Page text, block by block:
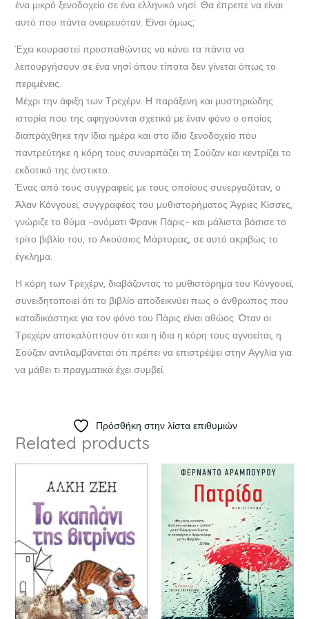
ένα μικρό ξενοδοχείο σε ένα ελληνικό νησί. Θα έπρεπε να είναι
αυτό που πάντα ονειρευόταν. Είναι όμως;
Έχει κουραστεί προσπαθώντας να κάνει τα πάντα να
λειτουργήσουν σε ένα νησί όπου τίποτα δεν γίνεται όπως το
περιμένεις.
Μέχρι την άφιξη των Τρεχέρν. Η παράξενη και μυστηριώδης
ιστορία που της αφηγούνται σχετικά με έναν φόνο ο οποίος
διαπράχθηκε την ίδια ημέρα και στο ίδιο ξενοδοχείο που
παντρεύτηκε η κόρη τους συναρπάζει τη Σούζαν και κεντρίζει το
εκδοτικό της ένστικτο.
Ένας από τους συγγραφείς με τους οποίους συνεργαζόταν, ο
Άλαν Κόνγουεϊ, συγγραφέας του μυθιστορήματος Άγριες Κίσσες,
γνώριζε το θύμα –ονόματι Φρανκ Πάρις– και μάλιστα βάσισε το
τρίτο βιβλίο του, το Ακούσιος Μάρτυρας, σε αυτό ακριβώς το
έγκλημα.
Η κόρη των Τρεχέρν, διαβάζοντας το μυθιστόρημα του Κόνγουεϊ,
συνειδητοποιεί ότι το βιβλίο αποδεικνύει πως ο άνθρωπος που
καταδικάστηκε για τον φόνο του Πάρις είναι αθώος. Όταν οι
Τρεχέρν αποκαλύπτουν ότι και η ίδια η κόρη τους αγνοείται, η
Σούζαν αντιλαμβάνεται ότι πρέπει να επιστρέψει στην Αγγλία για
να μάθει τι πραγματικά έχει συμβεί.
Πρόσθήκη στην λίστα επιθυμιών
Related products